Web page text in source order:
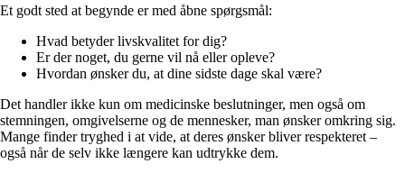
Et godt sted at begynde er med åbne spørgsmål:
Hvad betyder livskvalitet for dig?
Er der noget, du gerne vil nå eller opleve?
Hvordan ønsker du, at dine sidste dage skal være?
Det handler ikke kun om medicinske beslutninger, men også om
stemningen, omgivelserne og de mennesker, man ønsker omkring sig.
Mange finder tryghed i at vide, at deres ønsker bliver respekteret –
også når de selv ikke længere kan udtrykke dem.